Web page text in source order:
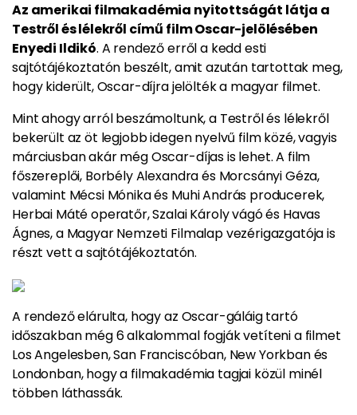
Az amerikai filmakadémia nyitottságát látja a
Testről és lélekről című film Oscar-jelölésében
Enyedi Ildikó. A rendező erről a kedd esti
sajtótájékoztatón beszélt, amit azután tartottak meg,
hogy kiderült, Oscar-díjra jelölték a magyar filmet.
Mint ahogy arról beszámoltunk,a Testről és lélekről
bekerült az öt legjobb idegen nyelvű film közé, vagyis
márciusban akár még Oscar-díjas is lehet.A film
főszereplői, Borbély Alexandra és Morcsányi Géza,
valamint Mécsi Mónika és Muhi András producerek,
Herbai Máté operatőr, Szalai Károly vágó és Havas
Ágnes, a Magyar Nemzeti Filmalap vezérigazgatója is
részt vett a sajtótájékoztatón.
A rendező elárulta, hogyaz Oscar-gáláig tartó
időszakban még 6 alkalommal fogják vetíteni a filmet
Los Angelesben, San Franciscóban, New Yorkban és
Londonban, hogy a filmakadémia tagjai közül minél
többen láthassák.